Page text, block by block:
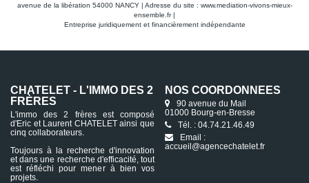
avenue de la libération 54000 NANCY | Adresse du site : www.mediation-vivons-mieux-
ensemble.fr|
Entreprise juridiquement et financièrement indépendante
CHATELET - L'IMMO DES 2
FRÈRES
L'immo des 2 frères est composé
d'Eric et Laurent CHATELET ainsi que
cinq collaborateurs.
Toujours à la recherche d'innovation
et dans une recherche d'efficacité, tout
est réfléchi pour mener à bien vos
projets.
NOS COORDONNÉES
90 avenue du Mail
01000 Bourg-en-Bresse
Tél. : 04.74.21.46.49
Email :
accueil@agencechatelet.fr